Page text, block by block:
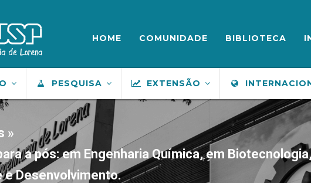
HOME COMUNIDADE BIBLIOTECA
PESQUISA EXTENSÃO
»
a pós: em Engenharia Química, em
e Desenvolvimento.